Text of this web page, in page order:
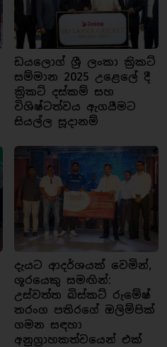
ඩයලොග් ශ්‍රී ලංකා ක්‍රිකට්
සම්මාන 2025 උළෙලේ දී
ක්‍රිකට් දස්කම් සහ
විශිෂ්ටත්වය ඇගයීමට
සියල්ල සූදානම්
දැයට ආදර්ශයක් වෙමින්,
ශූරයෙකු සමඟින්:
උස්වත්ත බිස්කට් රුමේෂ්
තරංග පතිරගේ ඔලිම්පික්
ගමන සඳහා
අනුග්‍රාහකත්වයෙන් එක්